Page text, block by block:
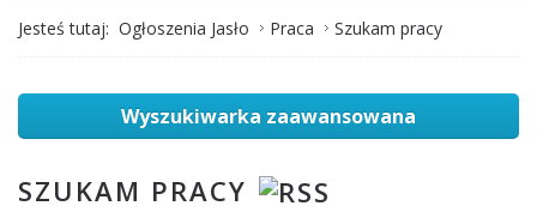
Jesteś tutaj: Ogłoszenia Jasło Praca Szukam pracy
Wyszukiwarka zaawansowana
SZUKAM PRACY